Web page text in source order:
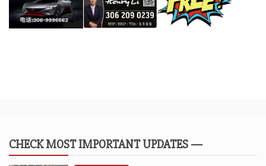
CHECK MOST IMPORTANT UPDATES —